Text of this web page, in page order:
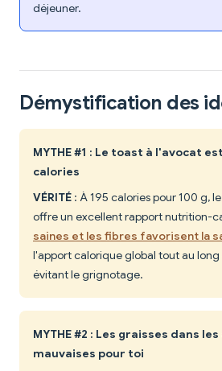
déjeuner.
Démystification des
MYTHE #1 : Le toast à l'avocat
calories
VÉRITÉ : À 195 calories pour 100 g,
offre un excellent rapport nutrition-
saines et les fibres favorisent la
l'apport calorique global tout au long
évitant le grignotage.
MYTHE #2 : Les graisses dans
mauvaises pour toi